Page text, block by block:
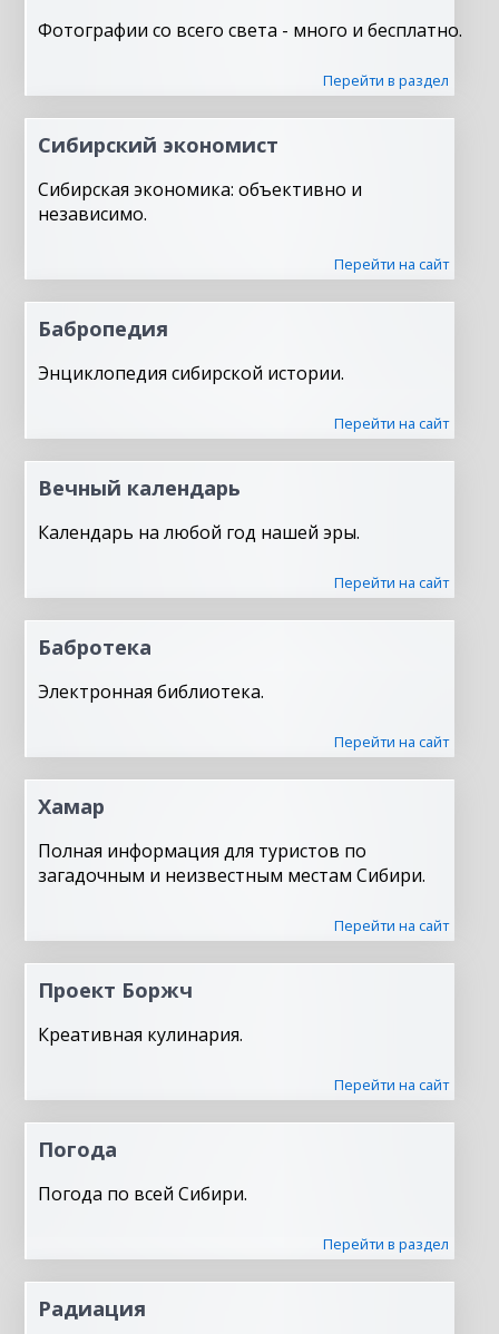
Фотографии со всего света - много и бесплатно.
Перейти в раздел
Сибирский экономист
Сибирская экономика: объективно и
независимо.
Перейти на сайт
Бабропедия
Энциклопедия сибирской истории.
Перейти на сайт
Вечный календарь
Календарь на любой год нашей эры.
Перейти на сайт
Бабротека
Электронная библиотека.
Перейти на сайт
Хамар
Полная информация для туристов по
загадочным и неизвестным местам Сибири.
Перейти на сайт
Проект Боржч
Креативная кулинария.
Перейти на сайт
Погода
Погода по всей Сибири.
Перейти в раздел
Радиация